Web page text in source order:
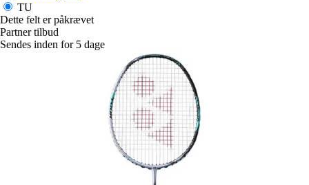
TU
Dette felt er påkrævet
Partner tilbud
Sendes inden for 5 dage